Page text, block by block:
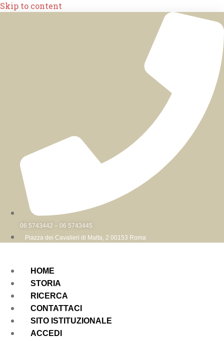
Skip to content
06 5743442 – 06 5743445
Piazza dei Cavalieri di Malta, 2 00153 Roma
HOME
STORIA
RICERCA
CONTATTACI
SITO ISTITUZIONALE
ACCEDI